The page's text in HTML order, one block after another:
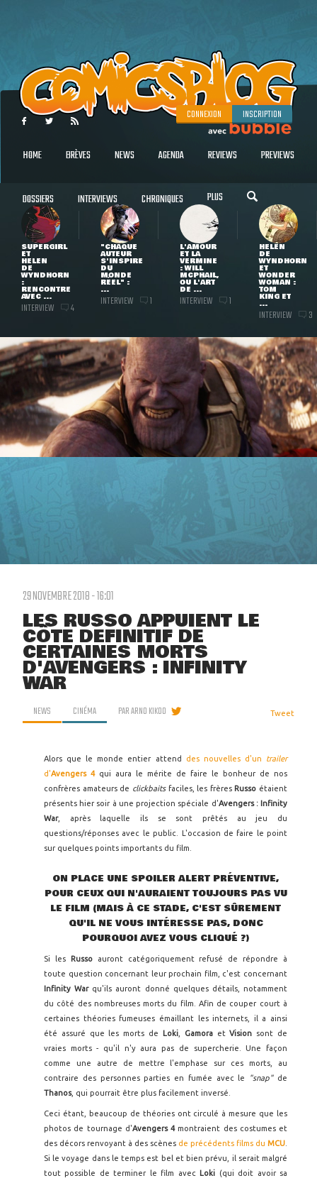
CONNEXION INSCRIPTION
HOME BRÈVES NEWS AGENDA REVIEWS PREVIEWS
DOSSIERS INTERVIEWS CHRONIQUES PLUS
SUPERGIRL
ET
HELEN
DE
WYNDHORN
:
RENCONTRE
AVEC ...
INTERVIEW 4
"CHAQUE
AUTEUR
S'INSPIRE
DU
MONDE
RÉEL" :
...
INTERVIEW 1
L'AMOUR
ET LA
VERMINE
: WILL
MCPHAIL,
OU L'ART
DE ...
INTERVIEW 1
HELEN
DE
WYNDHORN
ET
WONDER
WOMAN :
TOM
KING ET
...
INTERVIEW 3
29 NOVEMBRE 2018 - 16:01
LES RUSSO APPUIENT LE
CÔTÉ DÉFINITIF DE
CERTAINES MORTS
D'AVENGERS : INFINITY
WAR
NEWS CINÉMA PARARNO KIKOO Tweet
Alors que le monde entier attend des nouvelles d'un trailer
d'Avengers 4 qui aura le mérite de faire le bonheur de nos
confrères amateurs de clickbaits faciles, les frères Russo étaient
présents hier soir à une projection spéciale d'Avengers : Infinity
War, après laquelle ils se sont prêtés au jeu du
questions/réponses avec le public. L'occasion de faire le point
sur quelques points importants du film.
ON PLACE UNE SPOILER ALERT PRÉVENTIVE,
POUR CEUX QUI N'AURAIENT TOUJOURS PAS VU
LE FILM (MAIS À CE STADE, C'EST SÛREMENT
QU'IL NE VOUS INTÉRESSE PAS, DONC
POURQUOI AVEZ VOUS CLIQUÉ ?)
Si les Russo
auront catégoriquement refusé de répondre à
toute question concernant leur prochain film, c'est concernant
Infinity War qu'ils auront donné quelques détails, notamment
du côté des nombreuses morts du film. Afin de couper court à
certaines théories fumeuses émaillant les internets, il a ainsi
été assuré que les morts de
Loki, Gamora etVision sont de
vraies morts - qu'il n'y aura pas de supercherie. Une façon
comme une autre de mettre l'emphase sur ces morts, au
contraire des personnes parties en fumée avec le
"snap"de
Thanos, qui pourrait être plus facilement inversé.
Ceci étant, beaucoup de théories ont circulé à mesure que les
photos de tournage d'Avengers 4montraient des costumes et
des décors renvoyant à des scènes de précédents films du MCU
Si le voyage dans le temps est bel et bien prévu, il serait malgré
tout possible de terminer le film avec
Loki (qui doit avoir sa